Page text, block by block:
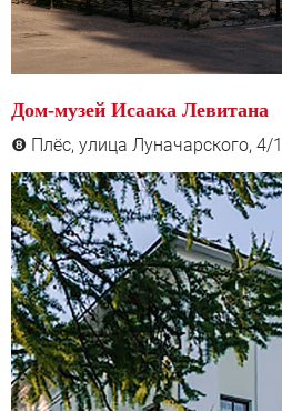
Дом-музей Исаака Левитана
❽ Плёс, улица Луначарского, 4/1